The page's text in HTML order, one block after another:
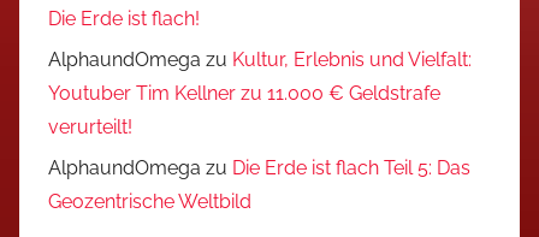
Die Erde ist flach!
AlphaundOmega zu Kultur, Erlebnis und Vielfalt:
Youtuber Tim Kellner zu 11.000 € Geldstrafe
verurteilt!
AlphaundOmega zu Die Erde ist flach Teil 5: Das
Geozentrische Weltbild